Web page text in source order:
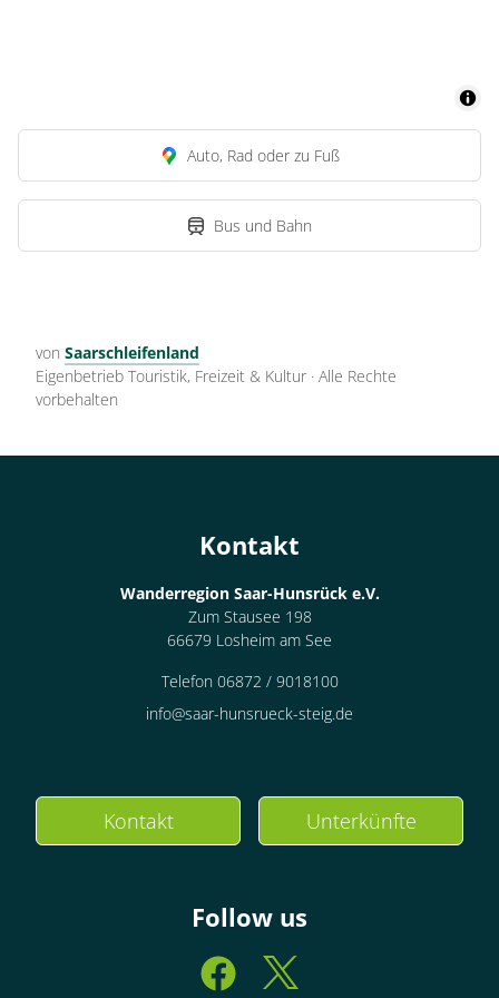
Auto, Rad oder zu Fuß
Bus und Bahn
von Saarschleifenland
Eigenbetrieb Touristik, Freizeit & Kultur · Alle Rechte
vorbehalten
Kontakt
Wanderregion Saar-Hunsrück e.V.
Zum Stausee 198
66679 Losheim am See
Telefon 06872 / 9018100
info@saar-hunsrueck-steig.de
Kontakt Unterkünfte
Follow us